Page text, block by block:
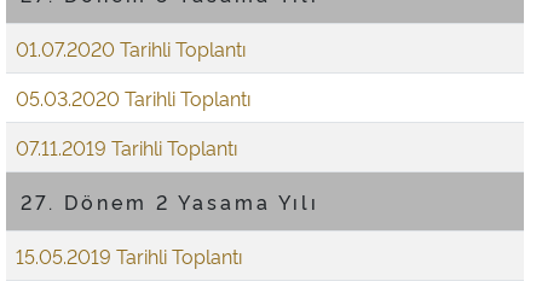
01.07.2020 Tarihli Toplantı
05.03.2020 Tarihli Toplantı
07.11.2019 Tarihli Toplantı
27. Dönem 2 Yasama Yılı
15.05.2019 Tarihli Toplantı